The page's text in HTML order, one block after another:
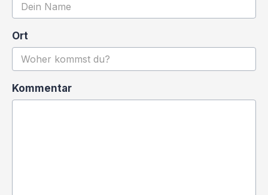
Ort
Kommentar